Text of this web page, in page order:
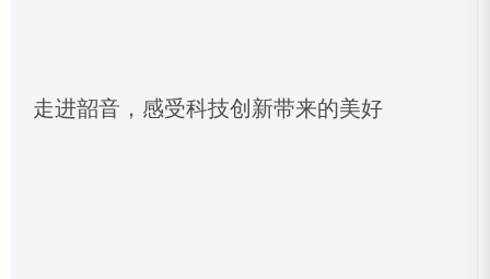
走进韶音，感受科技创新带来的美好